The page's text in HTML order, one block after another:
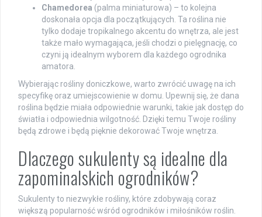
Chamedorea (palma miniaturowa) – to kolejna
doskonała opcja dla początkujących. Ta roślina nie
tylko dodaje tropikalnego akcentu do wnętrza, ale jest
także mało wymagająca, jeśli chodzi o pielęgnację, co
czyni ją idealnym wyborem dla każdego ogrodnika
amatora.
Wybierając rośliny doniczkowe, warto zwrócić uwagę na ich
specyfikę oraz umiejscowienie w domu. Upewnij się, że dana
roślina będzie miała odpowiednie warunki, takie jak dostęp do
światła i odpowiednia wilgotność. Dzięki temu Twoje rośliny
będą zdrowe i będą pięknie dekorować Twoje wnętrza.
Dlaczego sukulenty są idealne dla
zapominalskich ogrodników?
Sukulenty to niezwykłe rośliny, które zdobywają coraz
większą popularność wśród ogrodników i miłośników roślin.